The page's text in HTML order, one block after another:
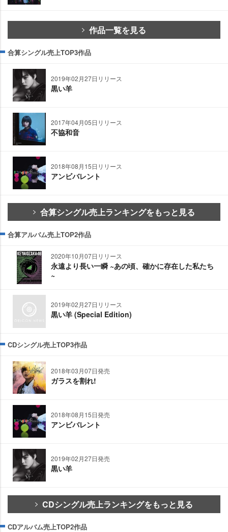
作品一覧を見る
合算シングル売上TOP3作品
2019年02月27日リリース
黒い羊
2017年04月05日リリース
不協和音
2018年08月15日リリース
アンビバレント
合算シングル売上ランキングをもっと見る
合算アルバム売上TOP2作品
2020年10月07日リリース
永遠より長い一瞬 ~あの頃、確かに存在した私たち
~
2019年02月27日リリース
黒い羊 (Special Edition)
CDシングル売上TOP3作品
2018年03月07日発売
ガラスを割れ!
2018年08月15日発売
アンビバレント
2019年02月27日発売
黒い羊
CDシングル売上ランキングをもっと見る
CDアルバム売上TOP2作品